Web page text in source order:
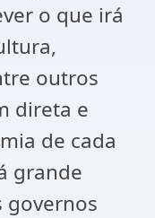
o que irá
outros
direta e
de cada
grande
governos